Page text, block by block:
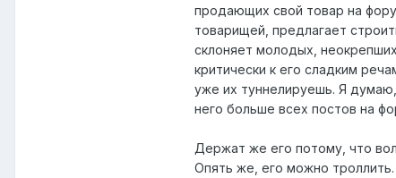
продающих свой товар на
товарищей, предлагает
склоняет молодых,
критически к его сладким
уже их туннелируешь. Я
него больше всех постов на
Держат же его потому, что
Опять же, его можно троллить.